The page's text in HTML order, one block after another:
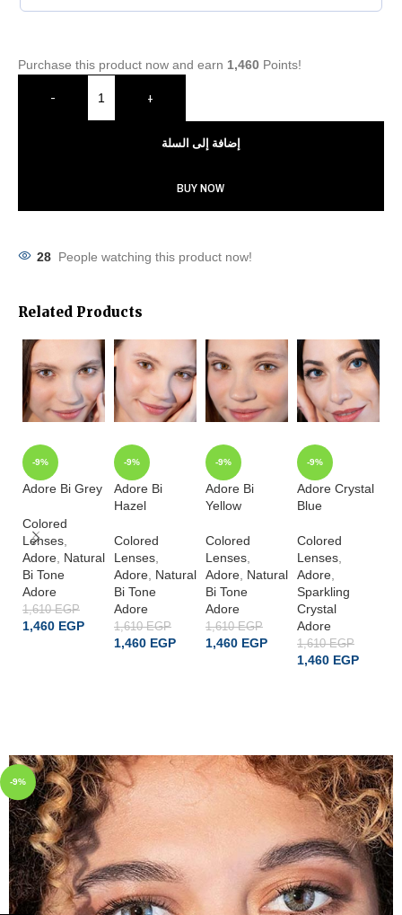
Purchase this product now and earn 1,460 Points!
- +
إضافة إلى السلة
BUY NOW
28 People watching this product now!
Related Products
-9%
Adore Bi Grey
Colored
Lenses
Adore Natural
Bi Tone
Adore
1,610EGP
1,460 EGP
-9%
Adore Bi
Hazel
Colored
Lenses,
Adore, Natural
Bi Tone
Adore
1,610EGP
1,460 EGP
-9%
Adore Bi
Yellow
Colored
Lenses,
Adore, Natural
Bi Tone
Adore
1,610EGP
1,460 EGP
-9%
Adore Crystal
Blue
Colored
Lenses,
Adore,
Sparkling
Crystal
Adore
1,610EGP
1,460 EGP
-9%